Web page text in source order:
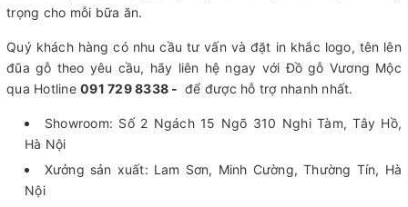
trọng cho mỗi bữa ăn.
Quý khách hàng có nhu cầu tư vấn và đặt in khắc logo, tên lên
đũa gỗ theo yêu cầu, hãy liên hệ ngay với Đồ gỗ Vương Mộc
qua Hotline 091 729 8338 - để được hỗ trợ nhanh nhất.
Showroom: Số 2 Ngách 15 Ngõ 310 Nghi Tàm, Tây Hồ,
Hà Nội
Xưởng sản xuất: Lam Sơn, Minh Cường, Thường Tín, Hà
Nội